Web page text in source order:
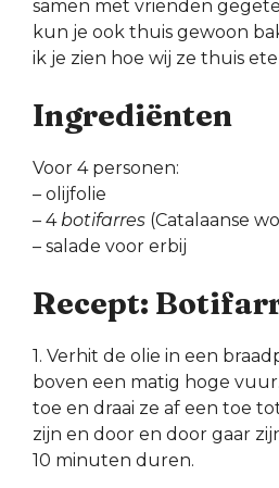
samen met vrienden
kun je ook thuis gewoon
ik je zien hoe wij ze thuis
Ingrediënten
Voor 4 personen:
– olijfolie
– 4botifarres (Catalaanse
– salade voor erbij
Recept:
1. Verhit de olie in een
boven een matig hoge
toe en draai ze af een toe
zijn en door en door gaar
10 minuten duren.